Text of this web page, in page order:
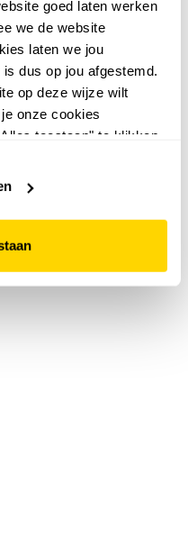
goed laten werken
we de website
laten we jou
dus op jou afgestemd.
op deze wijze wilt
onze cookies
toestaan" te klikken.